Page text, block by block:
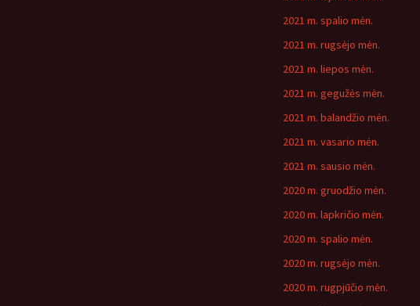
2021 m. spalio mėn.
2021 m. rugsėjo mėn.
2021 m. liepos mėn.
2021 m. gegužės mėn.
2021 m. balandžio mėn.
2021 m. vasario mėn.
2021 m. sausio mėn.
2020 m. gruodžio mėn.
2020 m. lapkričio mėn.
2020 m. spalio mėn.
2020 m. rugsėjo mėn.
2020 m. rugpjūčio mėn.